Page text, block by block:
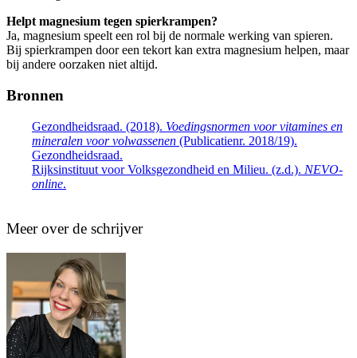
Helpt magnesium tegen spierkrampen?
Ja, magnesium speelt een rol bij de normale werking van spieren.
Bij spierkrampen door een tekort kan extra magnesium helpen, maar
bij andere oorzaken niet altijd.
Bronnen
Gezondheidsraad. (2018). Voedingsnormen voor vitamines en
mineralen voor volwassenen (Publicatienr. 2018/19).
Gezondheidsraad.
Rijksinstituut voor Volksgezondheid en Milieu. (z.d.). NEVO-
online.
Meer over de schrijver